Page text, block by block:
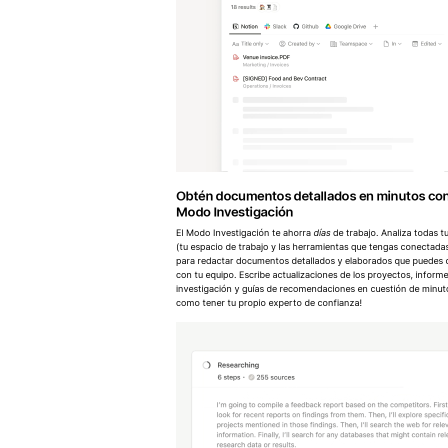
Obtén documentos detallados en minutos
Modo Investigación
El Modo Investigación te ahorra días de trabajo. Analiza todas
(tu espacio de trabajo y las herramientas que tengas
para redactar documentos detallados y elaborados que puedes
con tu equipo. Escribe actualizaciones de los proyectos,
investigación y guías de recomendaciones en cuestión de
como tener tu propio experto de confianza!